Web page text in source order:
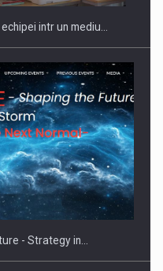
by benzinariile RO…
intr un mediu…
- Strategy in…